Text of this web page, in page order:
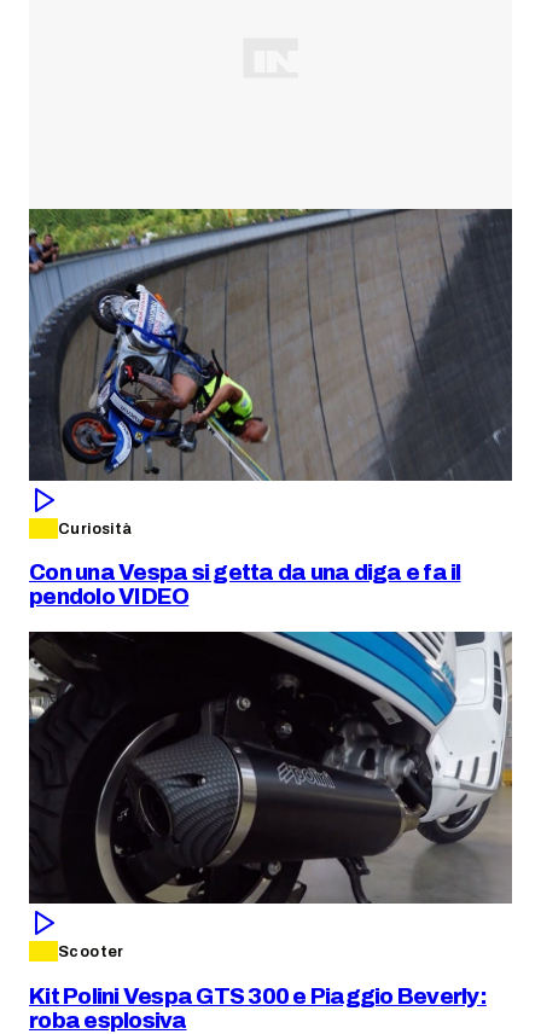
Curiosità
Con una Vespa si getta da una diga e fa il
pendolo VIDEO
Scooter
Kit Polini Vespa GTS 300 e Piaggio Beverly:
roba esplosiva